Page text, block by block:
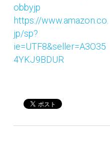
obbyjp
https://www.amazon.co.
jp/sp?
ie=UTF8&seller=A3O35
4YKJ9BDUR